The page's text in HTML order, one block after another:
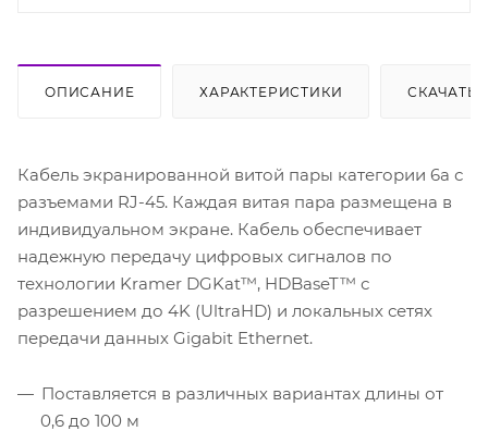
ОПИСАНИЕ ХАРАКТЕРИСТИКИ СКАЧАТЬ
Кабель экранированной витой пары категории 6a с
разъемами RJ-45. Каждая витая пара размещена в
индивидуальном экране. Кабель обеспечивает
надежную передачу цифровых сигналов по
технологии Kramer DGKat™, HDBaseT™ с
разрешением до 4K (UltraHD) и локальных сетях
передачи данных Gigabit Ethernet.
Поставляется в различных вариантах длины от
0,6 до 100 м